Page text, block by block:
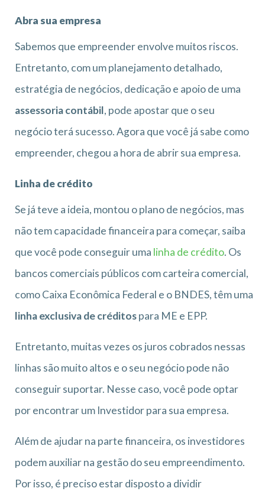
Abra sua empresa
Sabemos que empreender envolve muitos riscos.
Entretanto, com um planejamento detalhado,
estratégia de negócios, dedicação e apoio de uma
assessoria contábil, pode apostar que o seu
negócio terá sucesso. Agora que você já sabe como
empreender, chegou a hora de abrir sua empresa.
Linha de crédito
Se já teve a ideia, montou o plano de negócios, mas
não tem capacidade financeira para começar, saiba
que você pode conseguir uma linha de crédito. Os
bancos comerciais públicos com carteira comercial,
como Caixa Econômica Federal e o BNDES, têm uma
linha exclusiva de créditospara ME e EPP.
Entretanto, muitas vezes os juros cobrados nessas
linhas são muito altos e o seu negócio pode não
conseguir suportar. Nesse caso, você pode optar
por encontrar um Investidor para sua empresa.
Além de ajudar na parte financeira, os investidores
podem auxiliar na gestão do seu empreendimento.
Por isso, é preciso estar disposto a dividir